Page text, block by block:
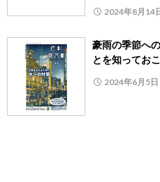
2024年8月14
豪雨の季節へ
とを知ってお
2024年6月5日